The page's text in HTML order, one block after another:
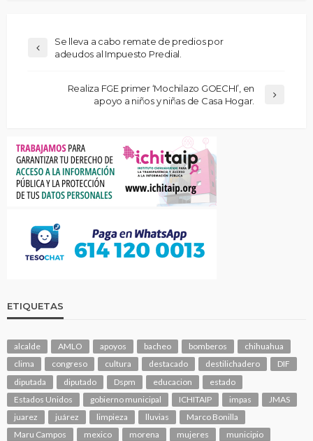
Se lleva a cabo remate de predios por
adeudos al Impuesto Predial.
Realiza FGE primer ‘Mochilazo GOECHI’, en
apoyo a niños y niñas de Casa Hogar.
ETIQUETAS
alcalde AMLO apoyos bacheo bomberos
chihuahua
clima
congreso cultura destacado destilichadero
DIF
diputada
diputado Dspm educacion
estado
Estados Unidos
gobierno municipal ICHITAIP impas
JMAS
juarez
juárez limpieza lluvias
Marco Bonilla
Maru Campos
mexico morena mujeres
municipio